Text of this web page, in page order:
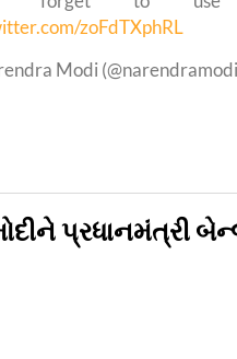
zoFdTXphRL
Modi
પ્રધાનમંત્રી